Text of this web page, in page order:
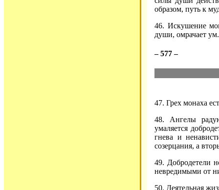
образом, путь к
46. Искушение
души, омрачает ум.
– 577 –
47. Грех монаха
48. Ангелы
умаляется
гнева и
созерцания, а
49. Добродетели
невредимыми от
50. Деятельная